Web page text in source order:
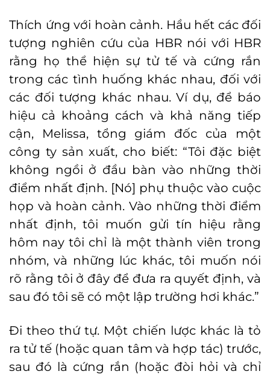
Thích ứng với hoàn cảnh. Hầu hết các đối
tượng nghiên cứu của HBR nói với HBR
rằng họ thể hiện sự tử tế và cứng rắn
trong các tình huống khác nhau, đối với
các đối tượng khác nhau. Ví dụ, để báo
hiệu cả khoảng cách và khả năng tiếp
cận, Melissa, tổng giám đốc của một
công ty sản xuất, cho biết: “Tôi đặc biệt
không ngồi ở đầu bàn vào những thời
điểm nhất định. [Nó] phụ thuộc vào cuộc
họp và hoàn cảnh. Vào những thời điểm
nhất định, tôi muốn gửi tín hiệu rằng
hôm nay tôi chỉ là một thành viên trong
nhóm, và những lúc khác, tôi muốn nói
rõ rằng tôi ở đây để đưa ra quyết định, và
sau đó tôi sẽ có một lập trường hơi khác.”
Đi theo thứ tự. Một chiến lược khác là tỏ
ra tử tế (hoặc quan tâm và hợp tác) trước,
sau đó là cứng rắn (hoặc đòi hỏi và chỉ